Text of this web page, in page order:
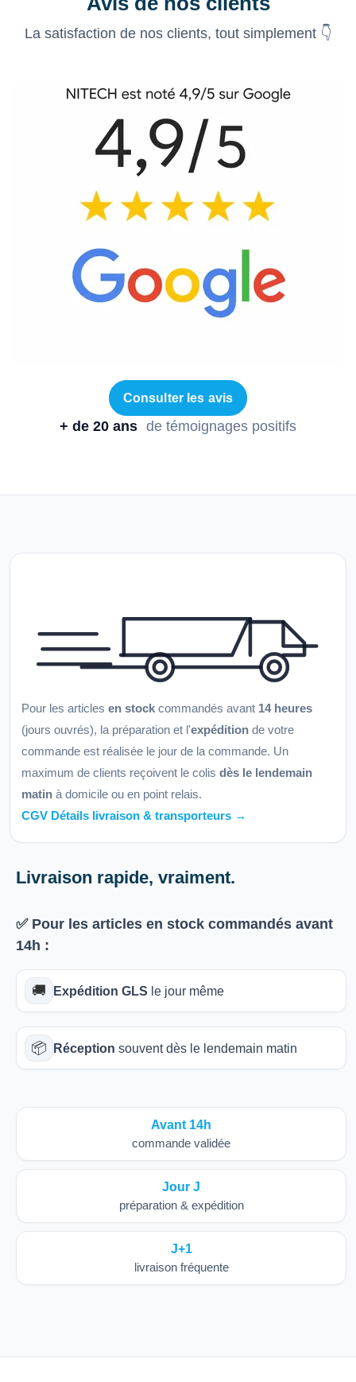
La satisfaction de nos clients, tout simplement 👇
Consulter les avis
+ de 20 ans de témoignages positifs
Pour les articles en stock commandés avant 14 heures
(jours ouvrés), la préparation et l'expédition de votre
commande est réalisée le jour de la commande. Un
maximum de clients reçoivent le colis dès le lendemain
matin à domicile ou en point relais.
CGV Détails livraison & transporteurs →
Livraison rapide, vraiment.
✅ Pour les articles en stock commandés avant
14h :
🚚 Expédition GLS le jour même
📦 Réception souvent dès le lendemain matin
Avant 14h
commande validée
Jour J
préparation & expédition
J+1
livraison fréquente